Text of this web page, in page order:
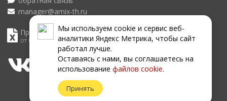
Мы используем сookie и сервис веб-
аналитики Яндекс Метрика, чтобы сайт
работал лучше.
Оставаясь с нами, вы соглашаетесь на
использование файлов сookie.
Принять
manager@amix-th.ru
Прайс лист
от 08.08.2026